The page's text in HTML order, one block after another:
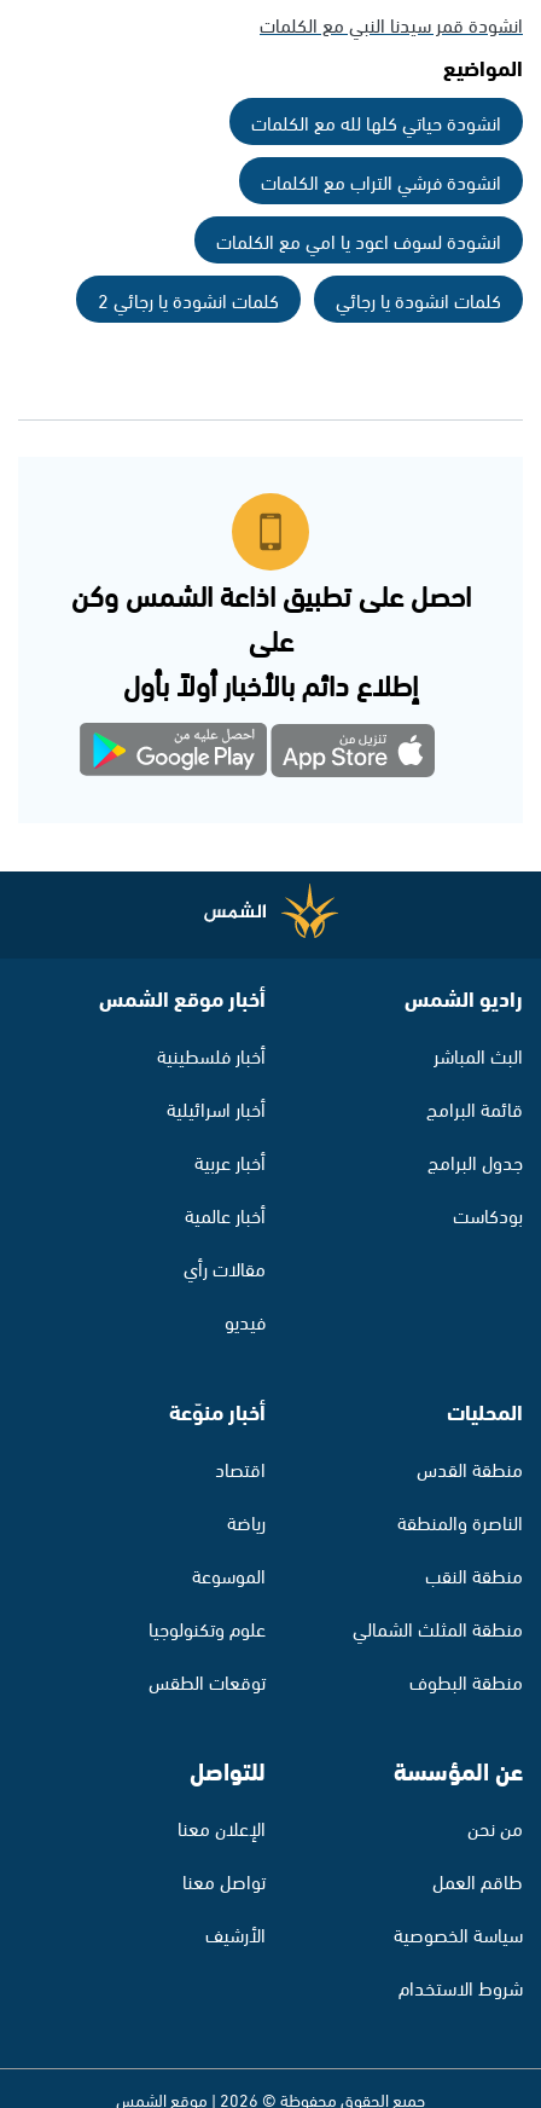
انشودة قمر سيدنا النبي مع الكلمات
المواضيع
انشودة حياتي كلها لله مع الكلمات
انشودة فرشي التراب مع الكلمات
انشودة لسوف اعود يا امي مع الكلمات
كلمات انشودة يا رجائي
كلمات انشودة يا رجائي 2
احصل على تطبيق اذاعة الشمس وكن
على
إطلاع دائم بالأخبار أولاً بأول
راديو الشمس
البث المباشر
قائمة البرامج
جدول البرامج
بودكاست
أخبار موقع الشمس
أخبار فلسطينية
أخبار اسرائيلية
أخبار عربية
أخبار عالمية
مقالات رأي
فيديو
المحليات
منطقة القدس
الناصرة والمنطقة
منطقة النقب
منطقة المثلث الشمالي
منطقة البطوف
أخبار منوّعة
اقتصاد
رياضة
الموسوعة
علوم وتكنولوجيا
توقعات الطقس
عن المؤسسة
من نحن
طاقم العمل
سياسة الخصوصية
شروط الاستخدام
للتواصل
الإعلان معنا
تواصل معنا
الأرشيف
جميع الحقوق محفوظة © 2026 | موقع الشمس